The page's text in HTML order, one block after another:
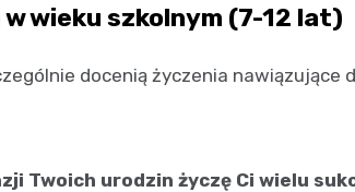
wieku szkolnym (7-12 lat)
docenią życzenia nawiązujące
Twoich urodzin życzę Ci wielu